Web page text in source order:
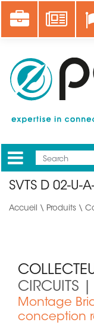
au
contenu
Career News
Mobile
Main
SVTS D 02-U-
Accueil \ Produits \
CIRCUITS |
Montage
conception